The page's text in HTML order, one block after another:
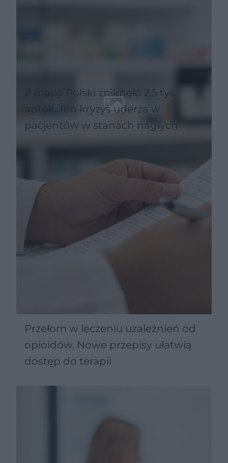
Z mapy Polski zniknęło 2,5 tys.
aptek. Ten kryzys uderza w
pacjentów w stanach nagłych
Przełom w leczeniu uzależnień od
opioidów. Nowe przepisy ułatwią
dostęp do terapii